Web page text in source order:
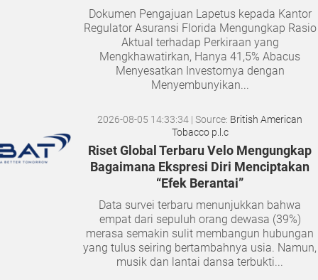
Dokumen Pengajuan Lapetus kepada Kantor
Regulator Asuransi Florida Mengungkap Rasio
Aktual terhadap Perkiraan yang
Mengkhawatirkan, Hanya 41,5% Abacus
Menyesatkan Investornya dengan
Menyembunyikan...
2026-08-05 14:33:34 | Source: British American
Tobacco p.l.c
Riset Global Terbaru Velo Mengungkap
Bagaimana Ekspresi Diri Menciptakan
“Efek Berantai”
Data survei terbaru menunjukkan bahwa
empat dari sepuluh orang dewasa (39%)
merasa semakin sulit membangun hubungan
yang tulus seiring bertambahnya usia. Namun,
musik dan lantai dansa terbukti...